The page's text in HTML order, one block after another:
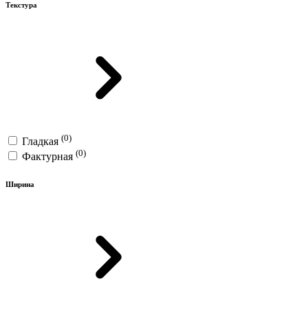
Текстура
Гладкая (0)
Фактурная (0)
Ширина